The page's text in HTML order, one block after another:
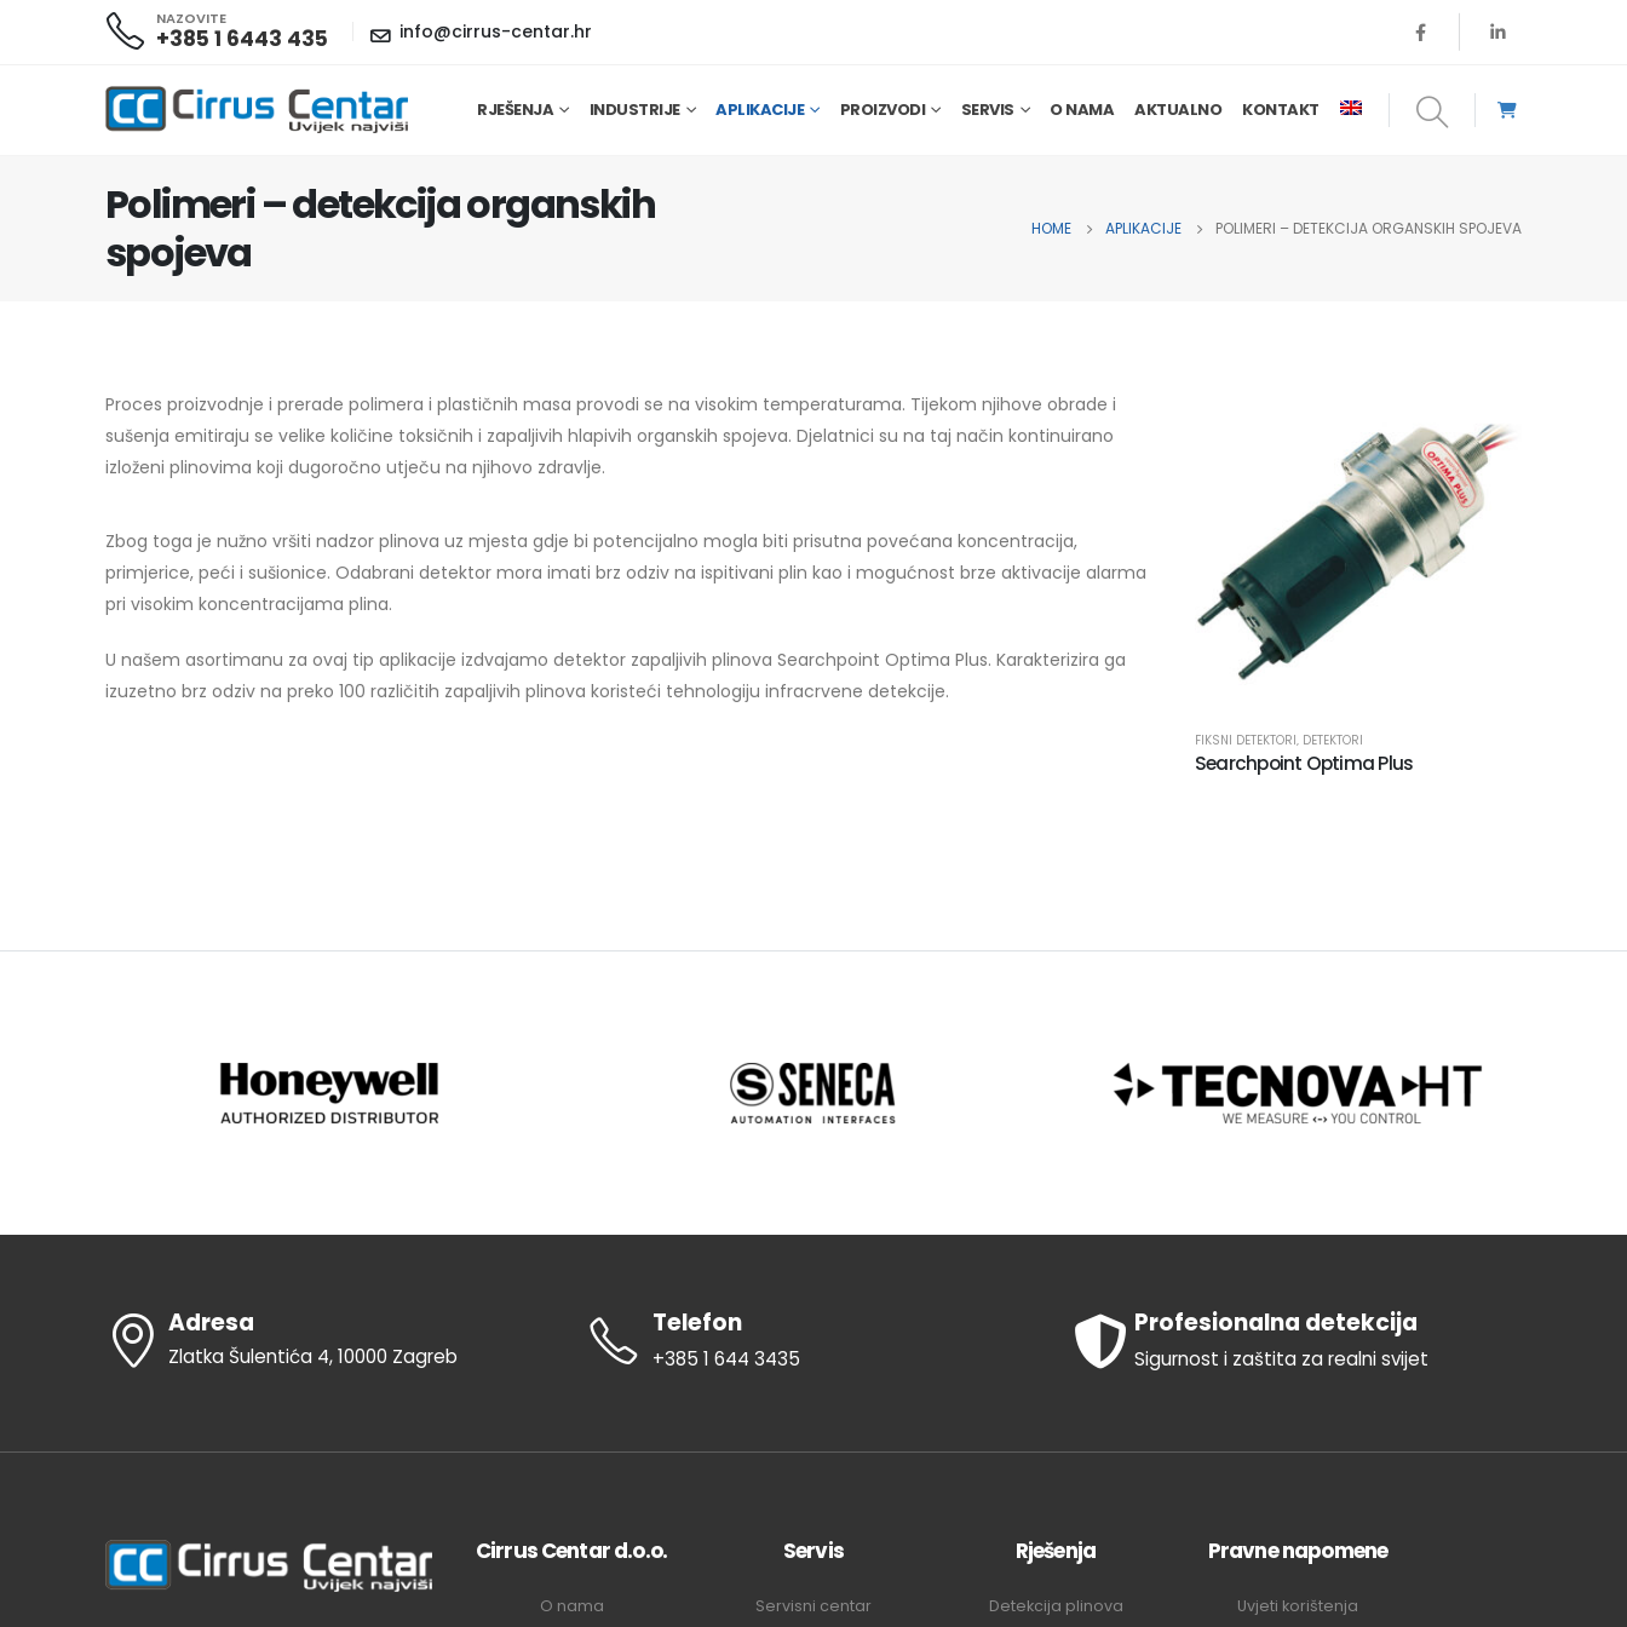
NAZOVITE
+385 1 6443 435 info@cirrus-centar.hr
RJEŠENJA INDUSTRIJE APLIKACIJE PROIZVODI SERVIS O NAMA AKTUALNO KONTAKT
Polimeri – detekcija organskih
spojeva
HOME APLIKACIJE POLIMERI – DETEKCIJA ORGANSKIH SPOJEVA
Proces proizvodnje i prerade polimera i plastičnih masa provodi se na visokim temperaturama. Tijekom njihove obrade i
sušenja emitiraju se velike količine toksičnih i zapaljivih hlapivih organskih spojeva. Djelatnici su na taj način kontinuirano
izloženi plinovima koji dugoročno utječu na njihovo zdravlje.
Zbog toga je nužno vršiti nadzor plinova uz mjesta gdje bi potencijalno mogla biti prisutna povećana koncentracija,
primjerice, peći i sušionice. Odabrani detektor mora imati brz odziv na ispitivani plin kao i mogućnost brze aktivacije alarma
pri visokim koncentracijama plina.
U našem asortimanu za ovaj tip aplikacije izdvajamo detektor zapaljivih plinova Searchpoint Optima Plus. Karakterizira ga
izuzetno brz odziv na preko 100 različitih zapaljivih plinova koristeći tehnologiju infracrvene detekcije.
This
product
may
the
product
FIKSNI DETEKTORI DETEKTORI
Searchpoint Optima Plus
Adresa
Zlatka Šulentića 4, 10000 Zagreb
Telefon
+385 1 644 3435
Profesionalna detekcija
Sigurnost i zaštita za realni svijet
Cirrus Centar d.o.o.
O nama
Servis
Servisni centar
Rješenja
Detekcija plinova
Pravne napomene
Uvjeti korištenja